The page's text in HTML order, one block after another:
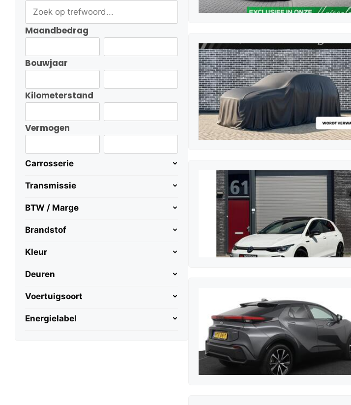
Maandbedrag
Bouwjaar
Kilometerstand
Vermogen
Carrosserie
Transmissie
BTW / Marge
Brandstof
Kleur
Deuren
Voertuigsoort
Energielabel